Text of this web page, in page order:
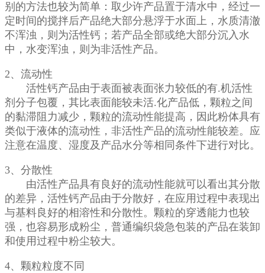
别的方法也较为简单：取少许产品置于清水中，经过一
定时间的搅拌后产品绝大部分悬浮于水面上，水质清澈
不浑浊，则为活性钙；若产品全部或绝大部分沉入水
中，水变浑浊，则为非活性产品。
2、流动性
活性钙产品由于表面被表面张力较低的有.机活性
剂分子包覆，其比表面能较未活.化产品低，颗粒之间
的黏滞阻力减少，颗粒的流动性能提高，因此粉体具有
类似于液体的流动性，非活性产品的流动性能较差。应
注意在温度、湿度及产品水分等相同条件下进行对比。
3、分散性
由活性产品具有良好的流动性能就可以看出其分散
的差异，活性钙产品由于分散好，在应用过程中表现出
与基料良好的相溶性和分散性。颗粒的穿透能力也较
强，也容易形成粉尘，普通编织袋急包装的产品在装卸
和使用过程中粉尘较大。
4、颗粒粒度不同